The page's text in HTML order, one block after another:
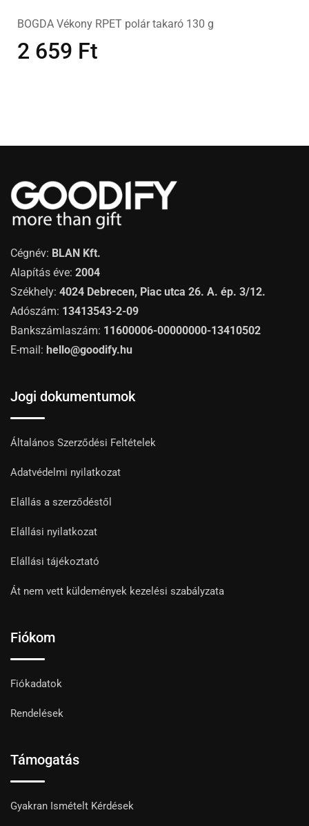
BOGDA Vékony RPET polár takaró 130 g
2 659 Ft
Cégnév: BLAN Kft.
Alapítás éve: 2004
Székhely: 4024 Debrecen, Piac utca 26. A. ép. 3/12.
Adószám: 13413543-2-09
Bankszámlaszám: 11600006-00000000-13410502
E-mail: hello@goodify.hu
Jogi dokumentumok
Általános Szerződési Feltételek
Adatvédelmi nyilatkozat
Elállás a szerződéstől
Elállási nyilatkozat
Elállási tájékoztató
Át nem vett küldemények kezelési szabályzata
Fiókom
Fiókadatok
Rendelések
Támogatás
Gyakran Ismételt Kérdések